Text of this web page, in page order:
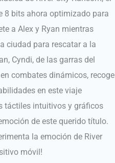
8 bits ahora optimizado para
a Alex y Ryan mientras
ciudad para rescatar a la
Cyndi, de las garras del
combates dinámicos, recoge
en este viaje
táctiles intuitivos y gráficos
de este querido título.
la emoción de River
móvil!